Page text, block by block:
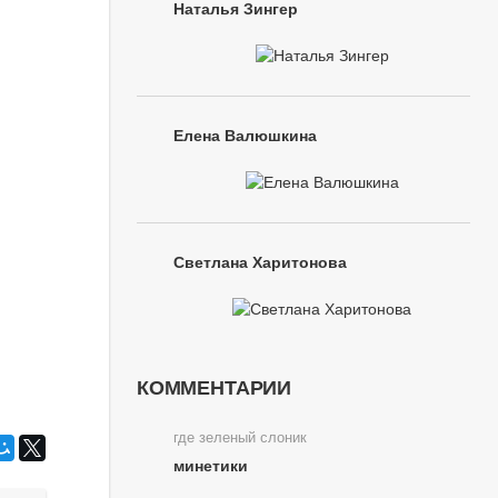
Наталья Зингер
Елена Валюшкина
Светлана Харитонова
КОММЕНТАРИИ
где зеленый слоник
минетики